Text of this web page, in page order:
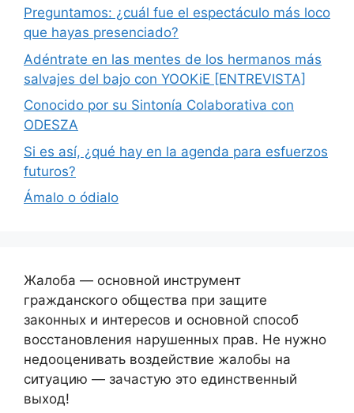
Preguntamos: ¿cuál fue el espectáculo más loco
que hayas presenciado?
Adéntrate en las mentes de los hermanos más
salvajes del bajo con YOOKiE [ENTREVISTA]
Conocido por su Sintonía Colaborativa con
ODESZA
Si es así, ¿qué hay en la agenda para esfuerzos
futuros?
Ámalo o ódialo
Жалоба — основной инструмент
гражданского общества при защите
законных и интересов и основной способ
восстановления нарушенных прав. Не нужно
недооценивать воздействие жалобы на
ситуацию — зачастую это единственный
выход!